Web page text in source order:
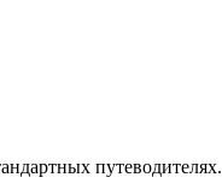
путеводителях.